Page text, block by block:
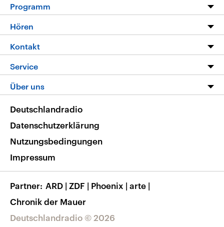
Programm
Programm
Die Nachrichten
Nachrichtenleicht
Neue Beiträge auf dlf.de
Hören
Livestream
Podcasts
Deutschlandfunk App
Nachrichten App
Frequenzen
Kontakt
Hörerservice
Service
FAQ
Veranstaltungen
Musikliste
RSS
Über uns
Barrierefreiheit
Deutschlandradio © 2026
Deutschlandradio
Datenschutzerklärung
Nutzungsbedingungen
Impressum
Partner ARD | ZDF | Phoenix | arte |
Chronik der Mauer